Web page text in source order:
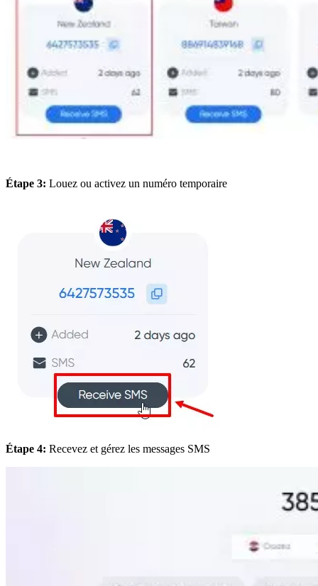
Étape 3: Louez ou activez un numéro temporaire
Étape 4: Recevez et gérez les messages SMS